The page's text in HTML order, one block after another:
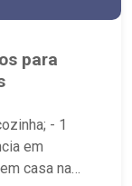
para
- 1
em
casa na